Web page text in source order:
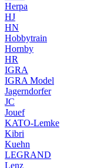
Herpa
HJ
HN
Hobbytrain
Hornby
HR
IGRA
IGRA Model
Jagerndorfer
JC
Jouef
KATO-Lemke
Kibri
Kuehn
LEGRAND
Lenz